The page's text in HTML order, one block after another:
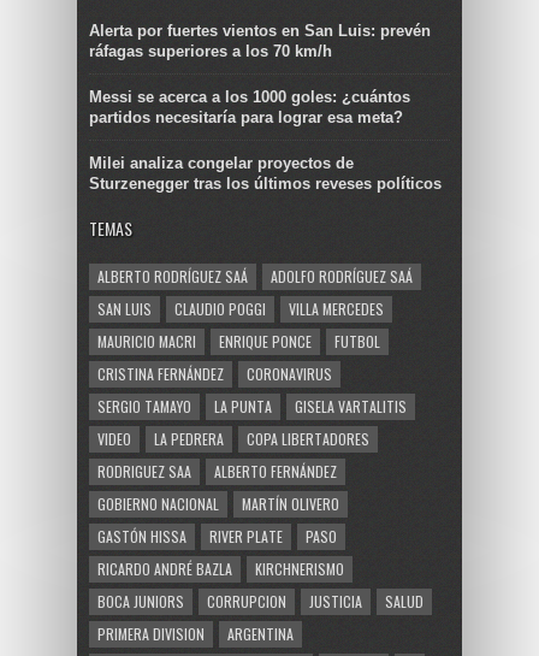
Alerta por fuertes vientos en San Luis: prevén
ráfagas superiores a los 70 km/h
Messi se acerca a los 1000 goles: ¿cuántos
partidos necesitaría para lograr esa meta?
Milei analiza congelar proyectos de
Sturzenegger tras los últimos reveses políticos
TEMAS
ALBERTO RODRÍGUEZ SAÁ
ADOLFO RODRÍGUEZ SAÁ
SAN LUIS
CLAUDIO POGGI
VILLA MERCEDES
MAURICIO MACRI
ENRIQUE PONCE
FUTBOL
CRISTINA FERNÁNDEZ
CORONAVIRUS
SERGIO TAMAYO
LA PUNTA
GISELA VARTALITIS
VIDEO
LA PEDRERA
COPA LIBERTADORES
RODRIGUEZ SAA
ALBERTO FERNÁNDEZ
GOBIERNO NACIONAL
MARTÍN OLIVERO
GASTÓN HISSA
RIVER PLATE
PASO
RICARDO ANDRÉ BAZLA
KIRCHNERISMO
BOCA JUNIORS
CORRUPCION JUSTICIA
SALUD
PRIMERA DIVISION
ARGENTINA